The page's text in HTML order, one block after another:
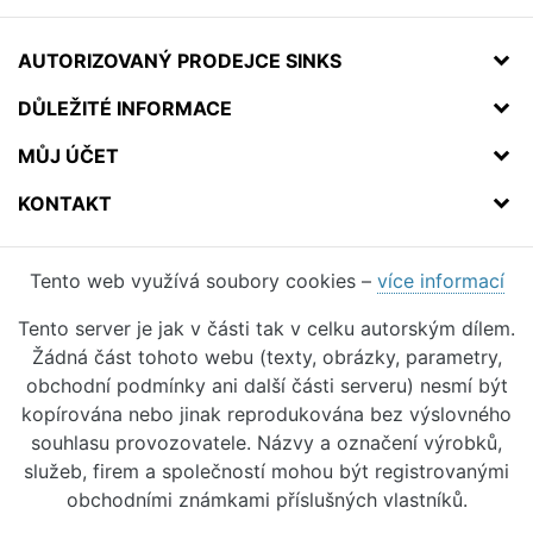
AUTORIZOVANÝ PRODEJCE SINKS
DŮLEŽITÉ INFORMACE
MŮJ ÚČET
KONTAKT
Tento web využívá soubory cookies – více informací
Tento server je jak v části tak v celku autorským dílem.
Žádná část tohoto webu (texty, obrázky, parametry,
obchodní podmínky ani další části serveru) nesmí být
kopírována nebo jinak reprodukována bez výslovného
souhlasu provozovatele. Názvy a označení výrobků,
služeb, firem a společností mohou být registrovanými
obchodními známkami příslušných vlastníků.